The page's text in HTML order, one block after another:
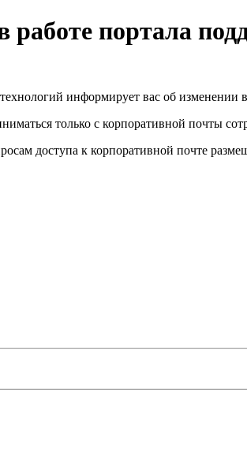
работе портала
информирует вас об изменении в
только с корпоративной почты
доступа к корпоративной почте